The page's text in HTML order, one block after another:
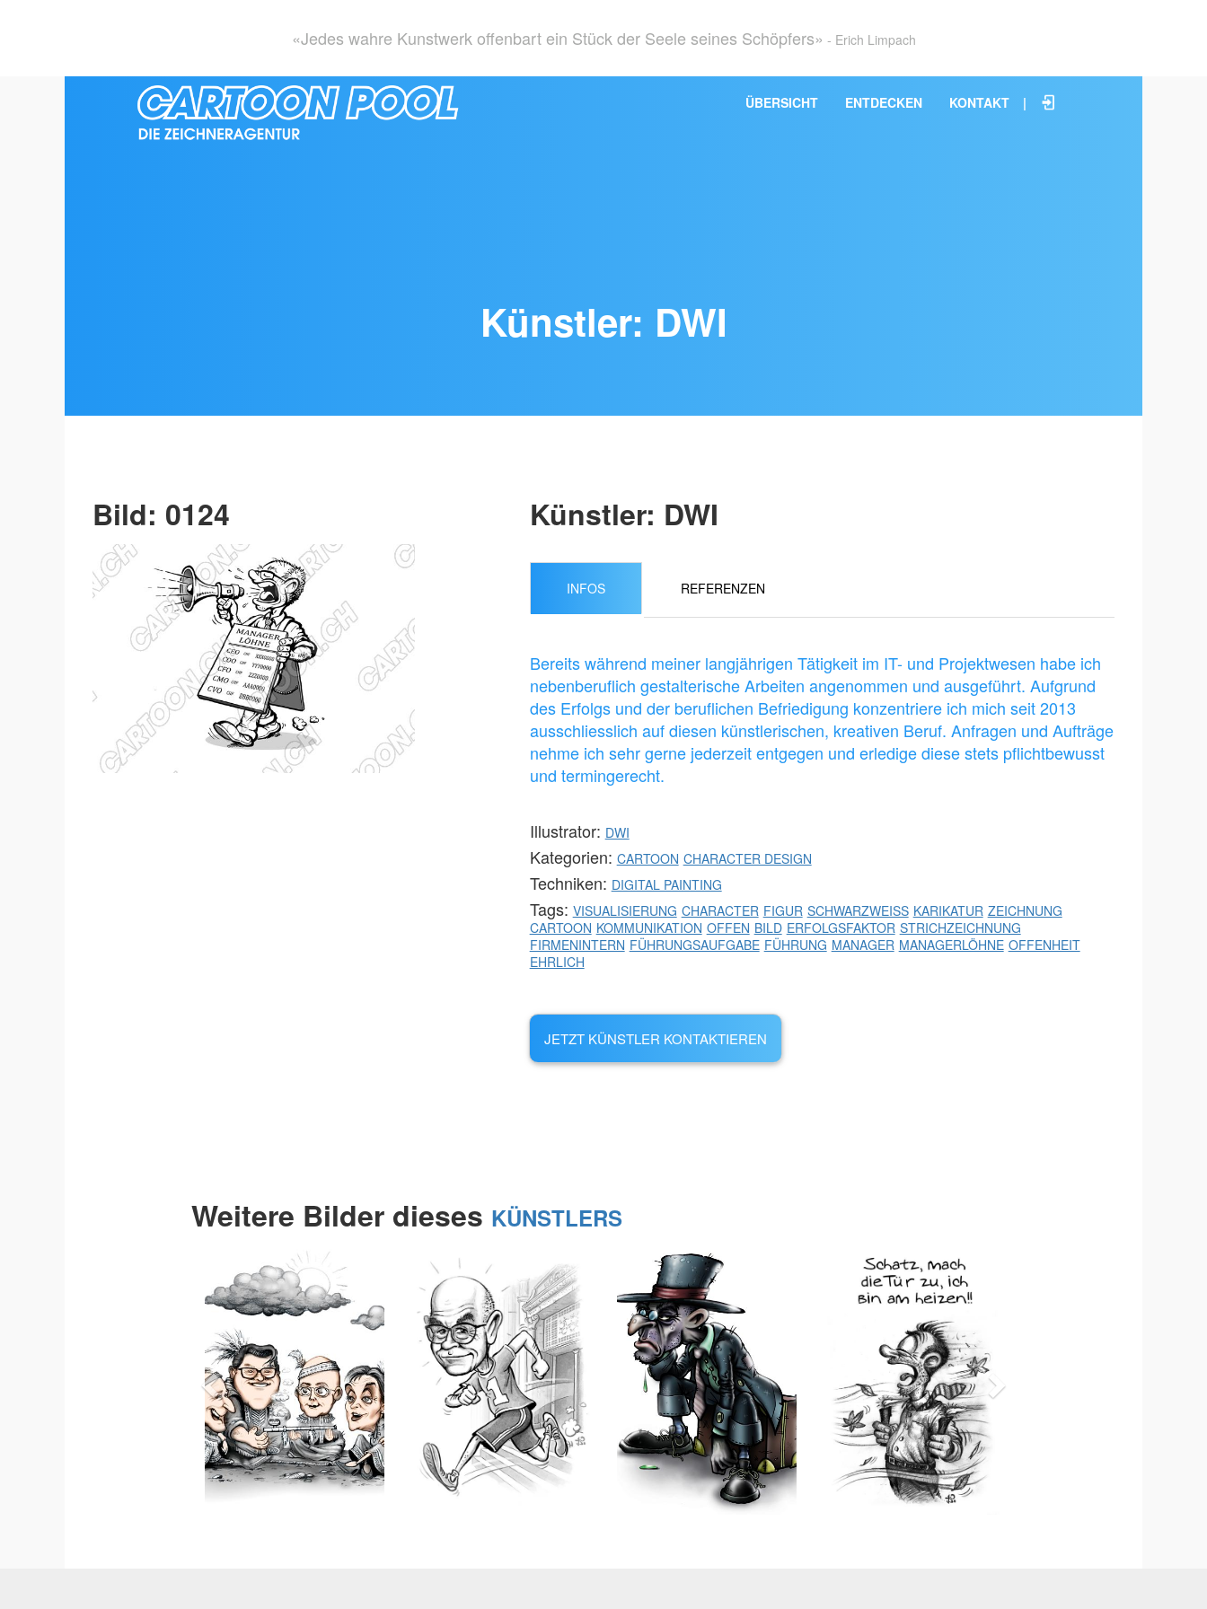
«Jedes wahre Kunstwerk offenbart ein Stück der Seele seines Schöpfers» - Erich Limpach
ÜBERSICHT ENTDECKEN KONTAKT |
Künstler: DWI
Bild: 0124 Künstler: DWI
INFOS REFERENZEN
Bereits während meiner langjährigen Tätigkeit im IT- und Projektwesen habe ich
nebenberuflich gestalterische Arbeiten angenommen und ausgeführt. Aufgrund
des Erfolgs und der beruflichen Befriedigung konzentriere ich mich seit 2013
ausschliesslich auf diesen künstlerischen, kreativen Beruf. Anfragen und Aufträge
nehme ich sehr gerne jederzeit entgegen und erledige diese stets pflichtbewusst
und termingerecht.
Illustrator: DWI
Kategorien: CARTOON CHARACTER DESIGN
Techniken: DIGITAL PAINTING
Tags: VISUALISIERUNG CHARACTER FIGUR SCHWARZWEISS KARIKATUR ZEICHNUNG
CARTOON KOMMUNIKATION OFFEN BILD ERFOLGSFAKTOR STRICHZEICHNUNG
FIRMENINTERN FÜHRUNGSAUFGABE FÜHRUNG MANAGER MANAGERLÖHNE OFFENHEIT
EHRLICH
JETZT KÜNSTLER KONTAKTIEREN
Weitere Bilder dieses KÜNSTLERS